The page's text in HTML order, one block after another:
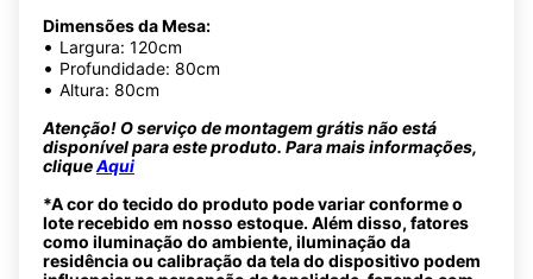
Dimensões da Mesa:
• Largura: 120cm
• Profundidade: 80cm
• Altura: 80cm
Atenção! O serviço de montagem grátis não está
disponível para este produto. Para mais informações,
cliqueAqui
*A cor do tecido do produto pode variar conforme o
lote recebido em nosso estoque. Além disso, fatores
como iluminação do ambiente, iluminação da
residência ou calibração da tela do dispositivo podem